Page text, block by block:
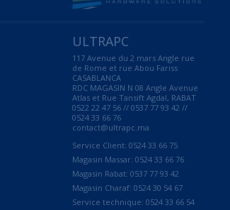
ULTRAPC
117 Avenue du 2 mars Angle rue
de Rome et rue Abou Fariss
CASABLANCA
RDC MAGASIN N 08 Angle Avenue
Atlas et Rue Tansift Agdal, RABAT
0522 22 47 56 // 0537 77 93 42 //
0524 33 66 76
contact@ultrapc.ma
Service Client: 0524 33 66 75
Magasin Massar: 0524 33 66 76
Magasin Rabat: 0537 77 93 42
Magasin Charaf: 0524 30 54 67
Service technique: 0524 33 66 54